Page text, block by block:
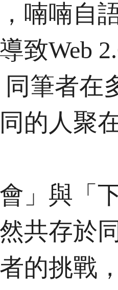
喃喃自
致Web
筆者在
的人聚
會」與「
共存於
的挑戰